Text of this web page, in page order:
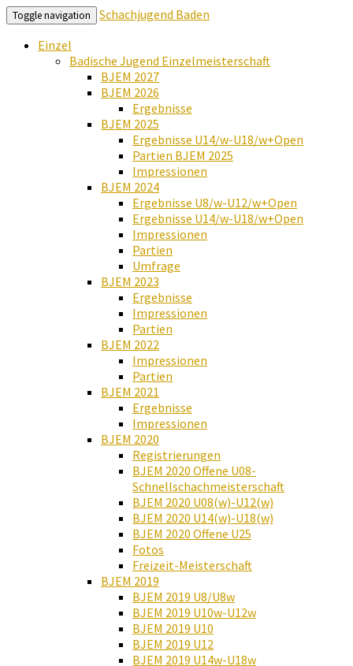
Toggle navigation
Schachjugend Baden
Einzel
Badische Jugend Einzelmeisterschaft
BJEM 2027
BJEM 2026
Ergebnisse
BJEM 2025
Ergebnisse U14/w-U18/w+Open
Partien BJEM 2025
Impressionen
BJEM 2024
Ergebnisse U8/w-U12/w+Open
Ergebnisse U14/w-U18/w+Open
Impressionen
Partien
Umfrage
BJEM 2023
Ergebnisse
Impressionen
Partien
BJEM 2022
Impressionen
Partien
BJEM 2021
Ergebnisse
Impressionen
BJEM 2020
Registrierungen
BJEM 2020 Offene U08-
Schnellschachmeisterschaft
BJEM 2020 U08(w)-U12(w)
BJEM 2020 U14(w)-U18(w)
BJEM 2020 Offene U25
Fotos
Freizeit-Meisterschaft
BJEM 2019
BJEM 2019 U8/U8w
BJEM 2019 U10w-U12w
BJEM 2019 U10
BJEM 2019 U12
BJEM 2019 U14w-U18w